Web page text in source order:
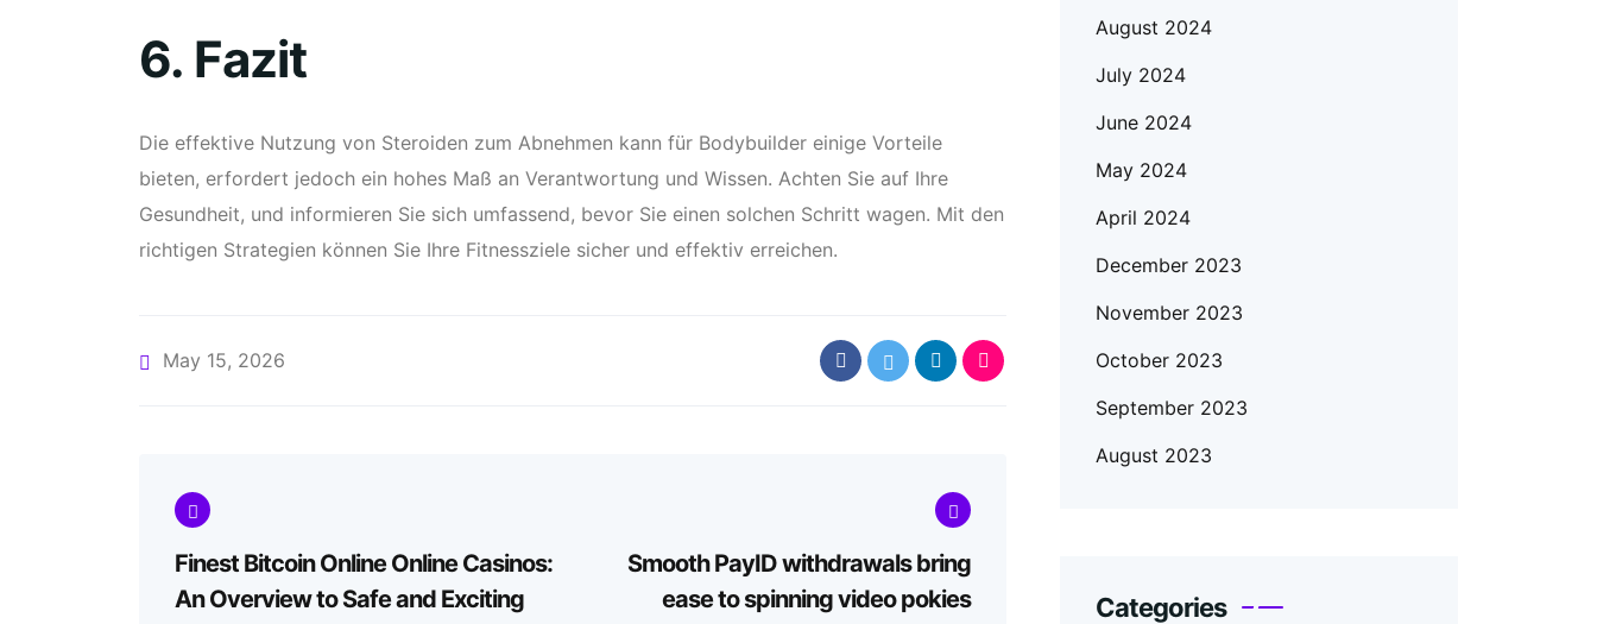
6. Fazit
Die effektive Nutzung von Steroiden zum Abnehmen kann für Bodybuilder einige Vorteile
bieten, erfordert jedoch ein hohes Maß an Verantwortung und Wissen. Achten Sie auf Ihre
Gesundheit, und informieren Sie sich umfassend, bevor Sie einen solchen Schritt wagen. Mit den
richtigen Strategien können Sie Ihre Fitnessziele sicher und effektiv erreichen.
May 15, 2026
Finest Bitcoin Online Online Casinos:
An Overview to Safe and Exciting
Smooth PayID withdrawals bring
ease to spinning video pokies
August 2024
July 2024
June 2024
May 2024
April 2024
December 2023
November 2023
October 2023
September 2023
August 2023
Categories